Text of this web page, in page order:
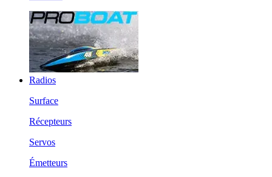
Radios
Surface
Récepteurs
Servos
Émetteurs